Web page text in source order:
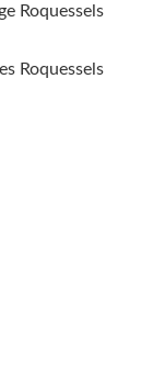
Roquessels
Roquessels